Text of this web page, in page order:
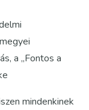
a „Fontos a
mindenkinek